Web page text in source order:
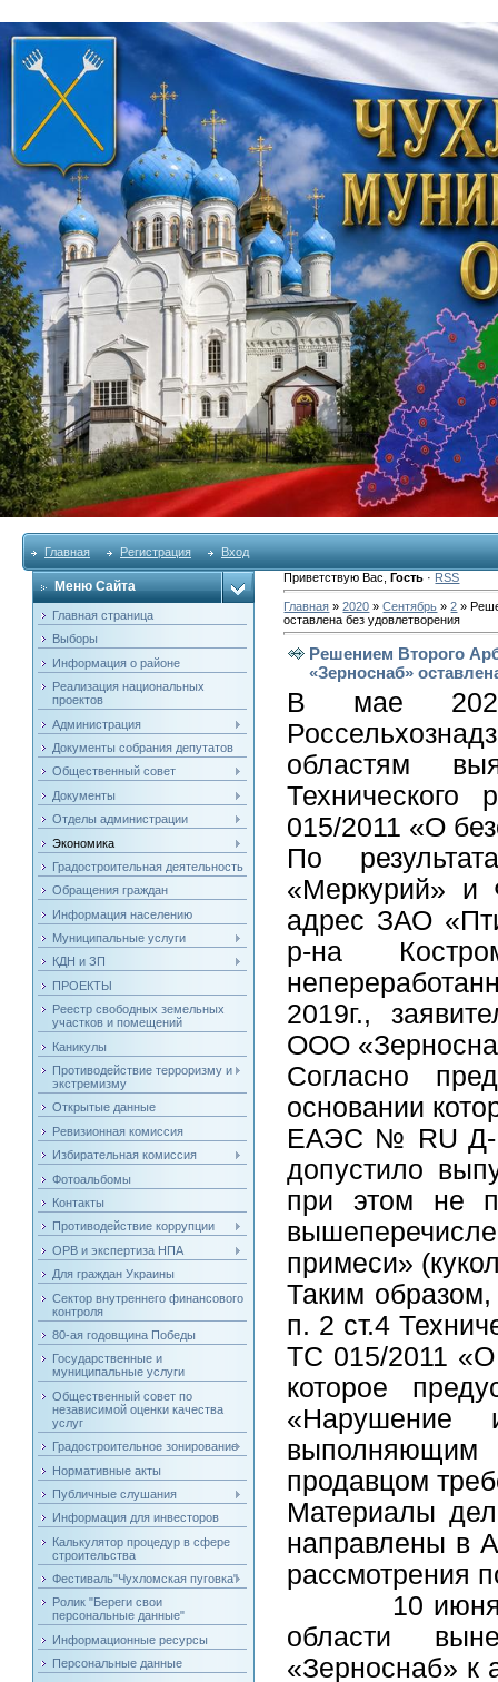
Главная Регистрация Вход
Меню Сайта
Главная страница
Выборы
Информация о районе
Реализация национальных
проектов
Администрация
Документы собрания депутатов
Общественный совет
Документы
Отделы администрации
Экономика
Градостроительная деятельность
Обращения граждан
Информация населению
Муниципальные услуги
КДН и ЗП
ПРОЕКТЫ
Реестр свободных земельных
участков и помещений
Каникулы
Противодействие терроризму и
экстремизму
Открытые данные
Ревизионная комиссия
Избирательная комиссия
Фотоальбомы
Контакты
Противодействие коррупции
ОРВ и экспертиза НПА
Для граждан Украины
Сектор внутреннего финансового
контроля
80-ая годовщина Победы
Государственные и
муниципальные услуги
Общественный совет по
независимой оценки качества
услуг
Градостроительное зонирование
Нормативные акты
Публичные слушания
Информация для инвесторов
Калькулятор процедур в сфере
строительства
Фестиваль"Чухломская пуговка"
Ролик "Береги свои
персональные данные"
Информационные ресурсы
Персональные данные
Приветствую Вас ,Гость · RSS
Главная »2020 » Сентябрь » 2 »
оставлена без удовлетворения
Решением Второго
«Зерноснаб»
В мае 2020
областям
015/2011 «О
По
«Меркурий» и
адрес ЗАО
р-на
2019г.,
ООО
Согласно
основании
ЕАЭС № RU Д-
допустило
при этом не
примеси»
Таким
п. 2 ст.4
ТС 015/2011 «О
которое
«Нарушение
выполняющим
продавцом
Материалы
направлены в
рассмотрения
10 июня
области
«Зерноснаб» к